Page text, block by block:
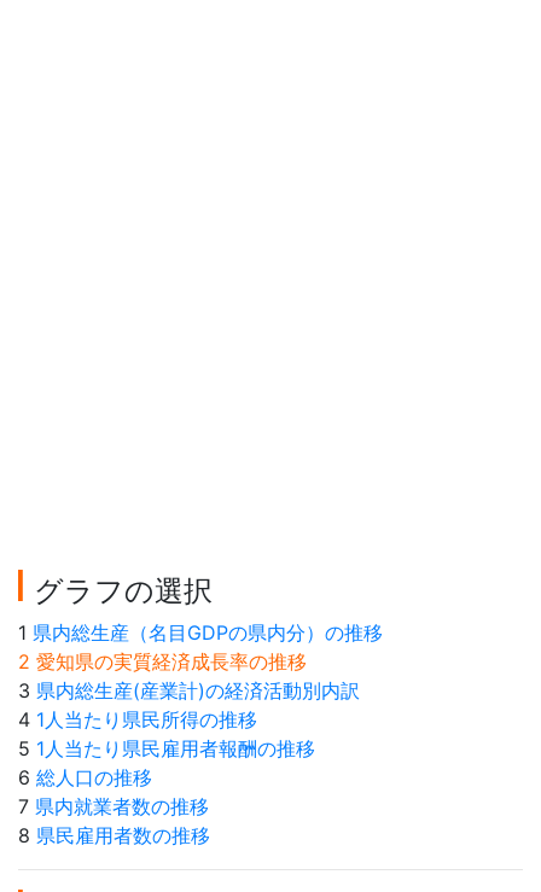
グラフの選択
1 県内総生産（名目GDPの県内分）の推移
2 愛知県の実質経済成長率の推移
3 県内総生産(産業計)の経済活動別内訳
4 1人当たり県民所得の推移
5 1人当たり県民雇用者報酬の推移
6 総人口の推移
7 県内就業者数の推移
8 県民雇用者数の推移